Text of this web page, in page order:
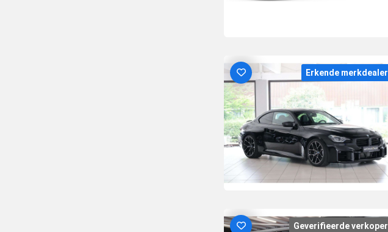
Erkende merkdealer
Geverifieerde verkoper